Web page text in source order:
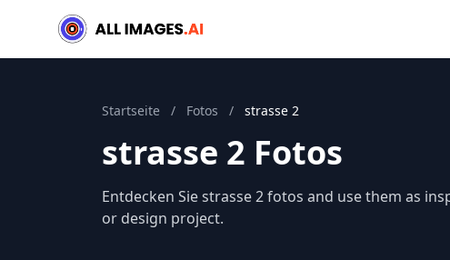
Startseite / Fotos / strasse 2
strasse 2 Fotos
Entdecken Sie strasse 2 fotos and use them as
or design project.